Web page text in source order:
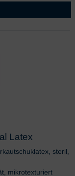
Latex
steril,
mikrotexturiert